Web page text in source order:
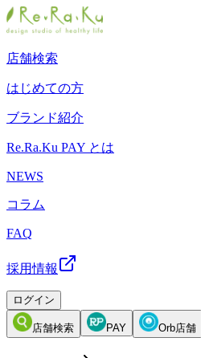
店舗検索
はじめての方
ブランド紹介
Re.Ra.Ku PAY とは
NEWS
コラム
FAQ
採用情報
ログイン
店舗検索 PAY Orb店舗